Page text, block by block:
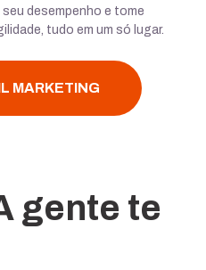
desempenho e tome
tudo em um só lugar.
MARKETING
gente te